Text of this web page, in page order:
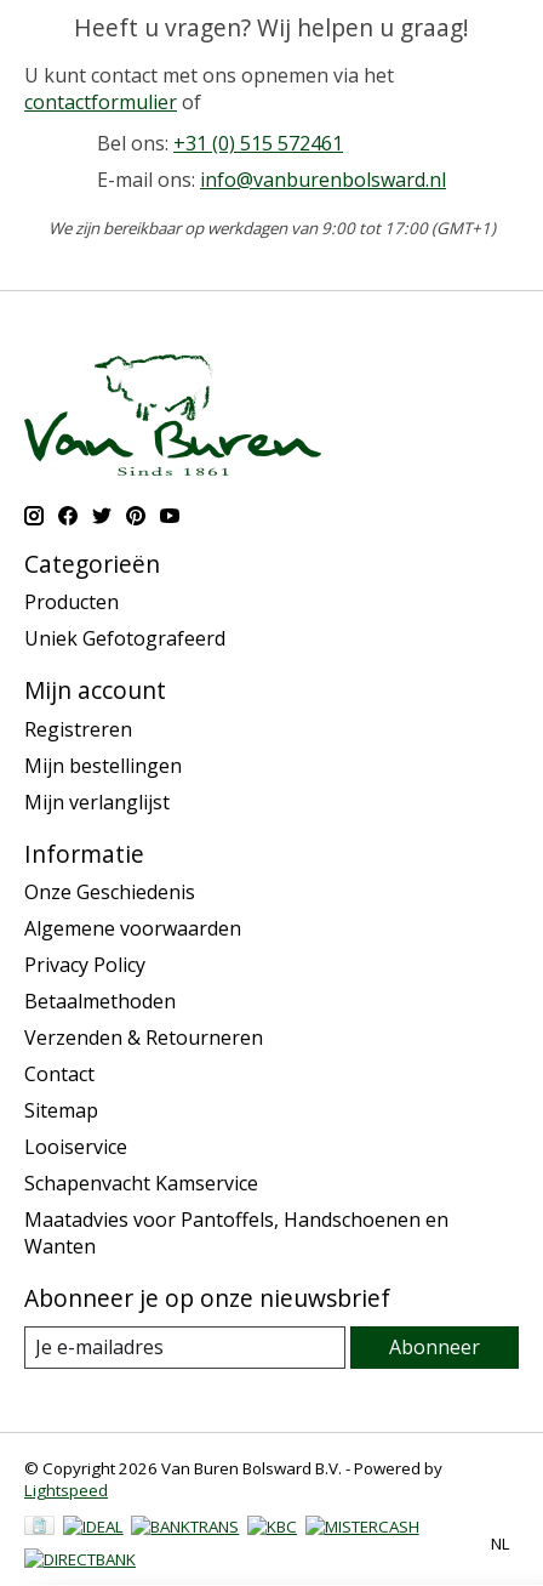
Heeft u vragen? Wij helpen u graag!
U kunt contact met ons opnemen via het
contactformulierof
Bel ons: +31 (0) 515 572461
E-mail ons: info@vanburenbolsward.nl
We zijn bereikbaar op werkdagen van 9:00 tot 17:00 (GMT+1)
Categorieën
Producten
Uniek Gefotografeerd
Mijn account
Registreren
Mijn bestellingen
Mijn verlanglijst
Informatie
Onze Geschiedenis
Algemene voorwaarden
Privacy Policy
Betaalmethoden
Verzenden & Retourneren
Contact
Sitemap
Looiservice
Schapenvacht Kamservice
Maatadvies voor Pantoffels, Handschoenen en
Wanten
Abonneer je op onze nieuwsbrief
Abonneer
© Copyright 2026 Van Buren Bolsward B.V. - Powered by
Lightspeed
NL